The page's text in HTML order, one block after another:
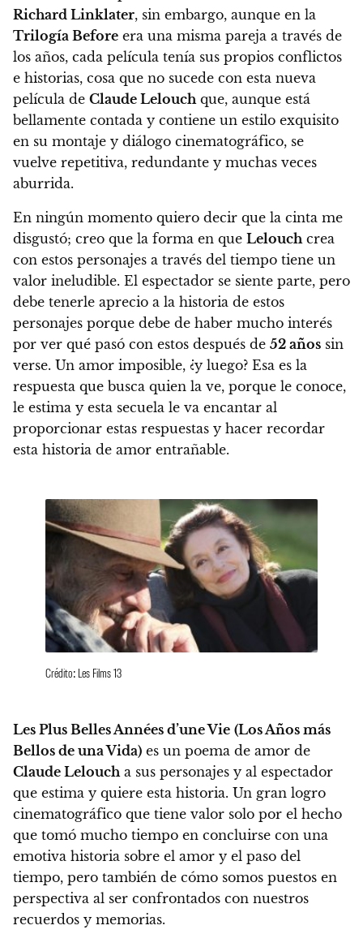
Richard Linklater, sin embargo, aunque en la
Trilogía Before era una misma pareja a través de
los años, cada película tenía sus propios conflictos
e historias, cosa que no sucede con esta nueva
película de Claude Lelouch que, aunque está
bellamente contada y contiene un estilo exquisito
en su montaje y diálogo cinematográfico, se
vuelve repetitiva, redundante y muchas veces
aburrida.
En ningún momento quiero decir que la cinta me
disgustó; creo que la forma en que Lelouch crea
con estos personajes a través del tiempo tiene un
valor ineludible. El espectador se siente parte, pero
debe tenerle aprecio a la historia de estos
personajes porque debe de haber mucho interés
por ver qué pasó con estos después de 52 años sin
verse. Un amor imposible, ¿y luego? Esa es la
respuesta que busca quien la ve, porque le conoce,
le estima y esta secuela le va encantar al
proporcionar estas respuestas y hacer recordar
esta historia de amor entrañable.
Crédito: Les Films 13
Les Plus Belles Années d’une Vie (Los Años más
Bellos de una Vida) es un poema de amor de
Claude Leloucha sus personajes y al espectador
que estima y quiere esta historia. Un gran logro
cinematográfico que tiene valor solo por el hecho
que tomó mucho tiempo en concluirse con una
emotiva historia sobre el amor y el paso del
tiempo, pero también de cómo somos puestos en
perspectiva al ser confrontados con nuestros
recuerdos y memorias.